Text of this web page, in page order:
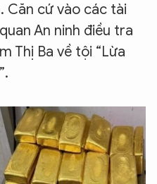
Căn cứ vào các tài
An ninh điều tra
Thị Ba về tội “Lừa